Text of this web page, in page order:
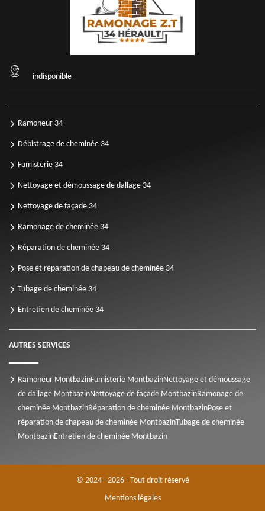
indisponible
Ramoneur 34
Débistrage de cheminée 34
Fumisterie 34
Nettoyage et démoussage de dallage 34
Nettoyage de façade 34
Ramonage de cheminée 34
Réparation de cheminée 34
Pose et réparation de chapeau de cheminée 34
Tubage de cheminée 34
Entretien de cheminée 34
AUTRES SERVICES
Ramoneur MontbazinFumisterie MontbazinNettoyage et démoussage
de dallage MontbazinNettoyage de façade MontbazinRamonage de
cheminée MontbazinRéparation de cheminée MontbazinPose et
réparation de chapeau de cheminée MontbazinTubage de cheminée
MontbazinEntretien de cheminée Montbazin
© 2024 - 2026 - Tout droit réservé
Mentions légales